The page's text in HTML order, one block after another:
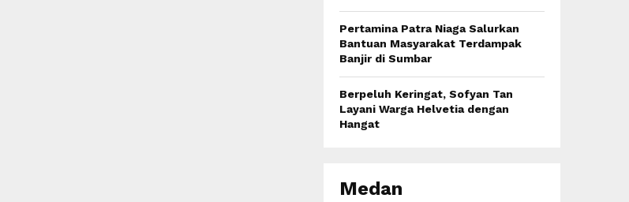
Pertamina Patra Niaga Salurkan
Bantuan Masyarakat Terdampak
Banjir di Sumbar
Berpeluh Keringat, Sofyan Tan
Layani Warga Helvetia dengan
Hangat
Medan